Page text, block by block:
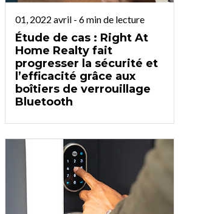
01, 2022 avril- 6min de lecture
Étude de cas : Right At
Home Realty fait
progresser la sécurité et
l’efficacité grâce aux
boîtiers de verrouillage
Bluetooth